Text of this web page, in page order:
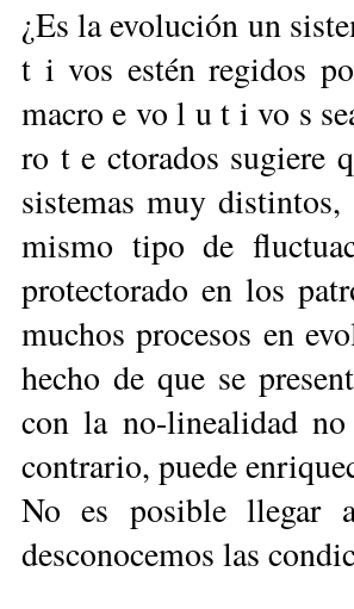
¿Es la evolución un
t i vos estén regidos
macro e vo l u t i vo s
ro t e ctorados sugiere
sistemas muy
mismo tipo de
protectorado en los
muchos procesos en
hecho de que se
con la no-linealidad
contrario, puede
No es posible llegar
desconocemos las